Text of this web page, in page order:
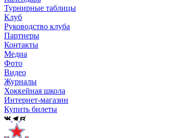
Турнирные таблицы
Клуб
Руководство клуба
Партнеры
Контакты
Медиа
Фото
Видео
Журналы
Хоккейная школа
Интернет-магазин
Купить билеты